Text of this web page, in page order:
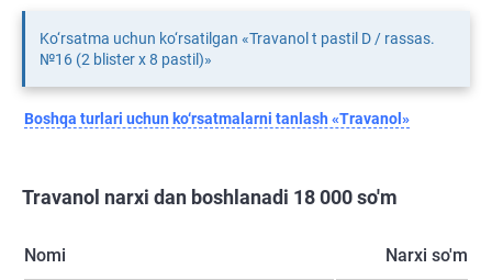
Ko‘rsatma uchun ko‘rsatilgan «Travanol t pastil D / rassas.
№16 (2 blister х 8 pastil)»
Boshqa turlari uchun ko‘rsatmalarni tanlash «Travanol»
Travanol narxi dan boshlanadi 18 000 so'm
Nomi Narxi so'm